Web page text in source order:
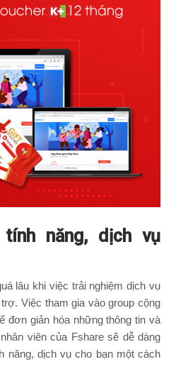
năng, dịch vụ
lâu khi việc trải nghiệm dịch vụ
Việc tham gia vào group cộng
đơn giản hóa những thông tin và
viên của Fshare sẽ dễ dàng
năng, dịch vụ cho bạn một cách